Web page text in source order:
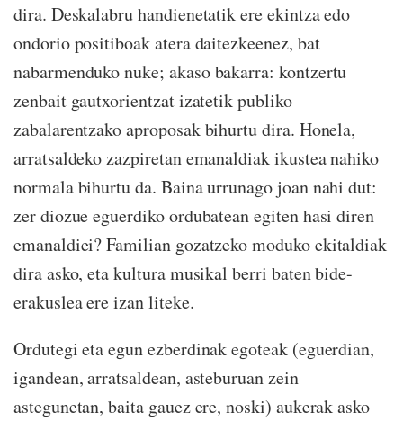
dira. Deskalabru handienetatik ere ekintza edo
ondorio positiboak atera daitezkeenez, bat
nabarmenduko nuke; akaso bakarra: kontzertu
zenbait gautxorientzat izatetik publiko
zabalarentzako aproposak bihurtu dira. Honela,
arratsaldeko zazpiretan emanaldiak ikustea nahiko
normala bihurtu da. Baina urrunago joan nahi dut:
zer diozue eguerdiko ordubatean egiten hasi diren
emanaldiei? Familian gozatzeko moduko ekitaldiak
dira asko, eta kultura musikal berri baten bide-
erakuslea ere izan liteke.
Ordutegi eta egun ezberdinak egoteak (eguerdian,
igandean, arratsaldean, asteburuan zein
astegunetan, baita gauez ere, noski) aukerak asko